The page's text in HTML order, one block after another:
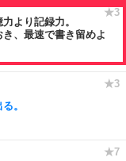
より記録力。
、最速で書き留めよ
。